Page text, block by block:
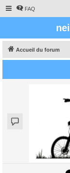
FAQ
Accueil du forum